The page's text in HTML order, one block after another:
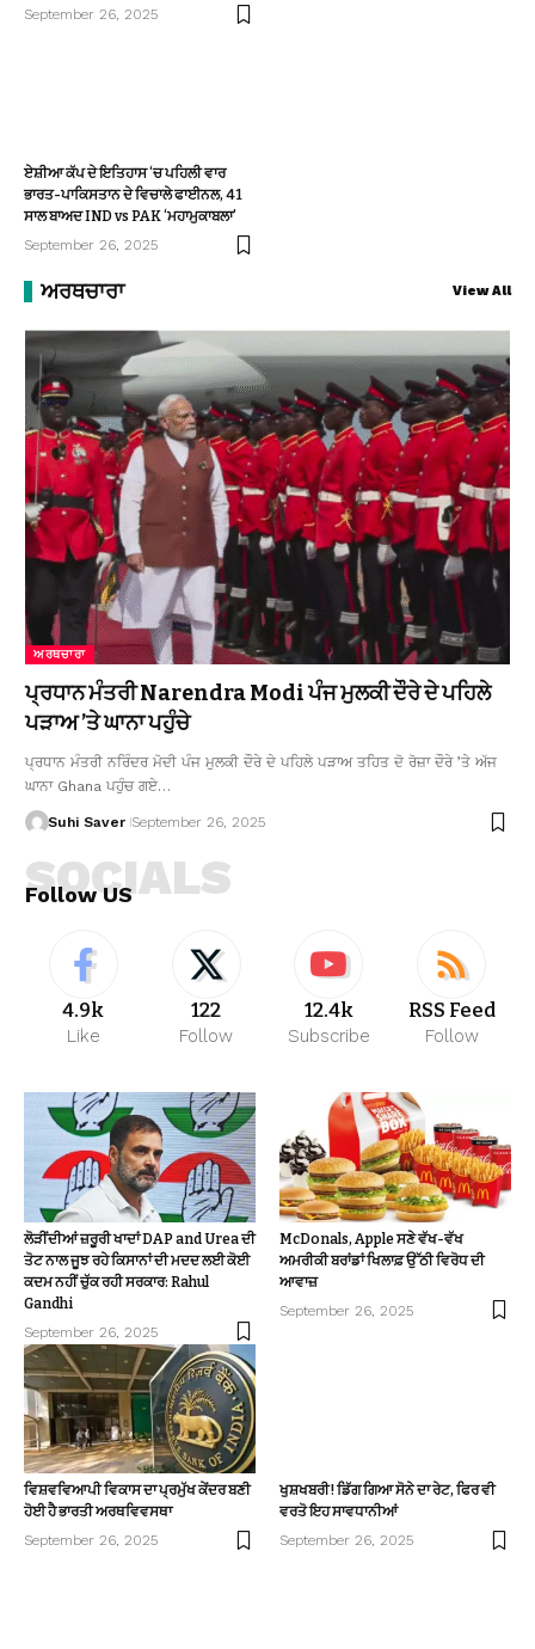
September 26, 2025
ਏਸ਼ੀਆ ਕੱਪ ਦੇ ਇਤਿਹਾਸ ‘ਚ ਪਹਿਲੀ ਵਾਰ
ਭਾਰਤ-ਪਾਕਿਸਤਾਨ ਦੇ ਵਿਚਾਲੇ ਫਾਈਨਲ, 41
ਸਾਲ ਬਾਅਦ IND vs PAK ‘ਮਹਾਮੁਕਾਬਲਾ’
September 26, 2025
ਅਰਥਚਾਰਾ View All
ਅਰਥਚਾਰਾ
ਪ੍ਰਧਾਨ ਮੰਤਰੀ Narendra Modi ਪੰਜ ਮੁਲਕੀ ਦੌਰੇ ਦੇ ਪਹਿਲੇ
ਪੜਾਅ ’ਤੇ ਘਾਨਾ ਪਹੁੰਚੇ
ਪ੍ਰਧਾਨ ਮੰਤਰੀ ਨਰਿੰਦਰ ਮੋਦੀ ਪੰਜ ਮੁਲਕੀ ਦੌਰੇ ਦੇ ਪਹਿਲੇ ਪੜਾਅ ਤਹਿਤ ਦੋ ਰੋਜ਼ਾ ਦੌਰੇ ’ਤੇ ਅੱਜ
ਘਾਨਾ Ghana ਪਹੁੰਚ ਗਏ…
Suhi Saver September 26, 2025
Follow US
SOCIALS
4.9k
Like
122
Follow
12.4k
Subscribe
RSS Feed
Follow
ਲੋੜੀਂਦੀਆਂ ਜ਼ਰੂਰੀ ਖਾਦਾਂ DAP and Urea ਦੀ
ਤੋਟ ਨਾਲ ਜੂਝ ਰਹੇ ਕਿਸਾਨਾਂ ਦੀ ਮਦਦ ਲਈ ਕੋਈ
ਕਦਮ ਨਹੀਂ ਚੁੱਕ ਰਹੀ ਸਰਕਾਰ: Rahul
Gandhi
September 26, 2025
McDonals, Apple ਸਣੇ ਵੱਖ-ਵੱਖ
ਅਮਰੀਕੀ ਬਰਾਂਡਾਂ ਖਿਲਾਫ਼ ਉੱਠੀ ਵਿਰੋਧ ਦੀ
ਆਵਾਜ਼
September 26, 2025
ਵਿਸ਼ਵਵਿਆਪੀ ਵਿਕਾਸ ਦਾ ਪ੍ਰਮੁੱਖ ਕੇਂਦਰ ਬਣੀ
ਹੋਈ ਹੈ ਭਾਰਤੀ ਅਰਥਵਿਵਸਥਾ
September 26, 2025
ਖੁਸ਼ਖਬਰੀ! ਡਿੱਗ ਗਿਆ ਸੋਨੇ ਦਾ ਰੇਟ, ਫਿਰ ਵੀ
ਵਰਤੋ ਇਹ ਸਾਵਧਾਨੀਆਂ
September 26, 2025